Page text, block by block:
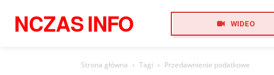
NCZASINFO WIDEO
Strona główna Tagi Przedawnienie podatkowe